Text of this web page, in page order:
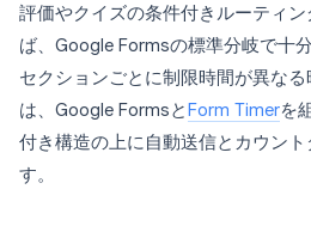
評価やクイズの条件付きルーティ
ば、Google Formsの標準分岐で十
セクションごとに制限時間が異な
は、Google FormsとForm Timerを
付き構造の上に自動送信とカウン
す。